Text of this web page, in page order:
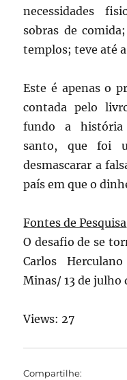
necessidades
sobras de
templos; teve até
Este é apenas o
contada pelo
fundo a história
santo, que foi
desmascarar a
país em que o
Fontes de Pesquisa
O desafio de se
Carlos
Minas/ 13 de julho
Views: 27
Compartilhe: